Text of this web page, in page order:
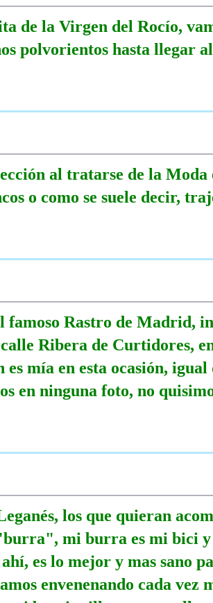
de la Virgen del Rocío,
polvorientos hasta llegar
al tratarse de la Moda
o como se suele decir,
famoso Rastro de Madrid,
Ribera de Curtidores,
mía en esta ocasión, igual
en ninguna foto, no
los que quieran
mi burra es mi bici y
es lo mejor y mas sano
envenenando cada vez